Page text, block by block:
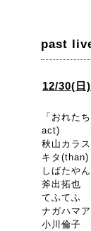
past
12/30(日)
「おれた
act)
秋山カラス
キタ(than)
しばたや
斧出拓也
てふてふ
ナガハマ
小川倫子